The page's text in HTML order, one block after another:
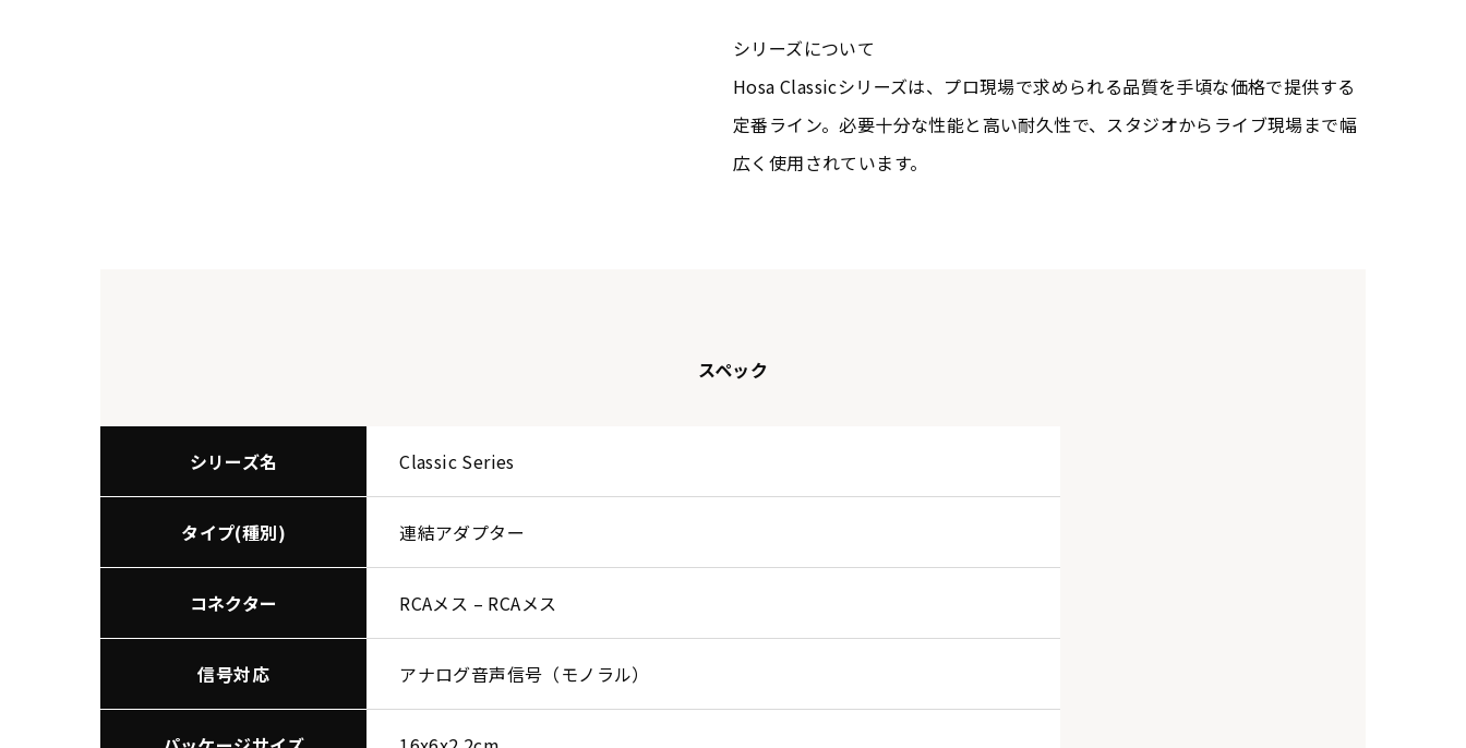
シリーズについて
Hosa Classicシリーズは、プロ現場で求められる品質を手頃な価格で提供する
定番ライン。必要十分な性能と高い耐久性で、スタジオからライブ現場まで幅
広く使用されています。
スペック
シリーズ名 Classic Series
タイプ(種別) 連結アダプター
コネクター RCAメス – RCAメス
信号対応 アナログ音声信号（モノラル）